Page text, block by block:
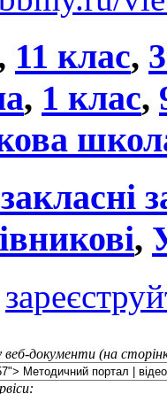
11 клас,
, 1 клас,
,
документи (на